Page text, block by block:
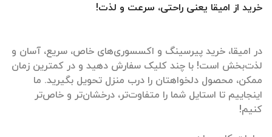
خرید از امیقا یعنی راحتی، سرعت و لذت!
در امیقا، خرید پیرسینگ و اکسسوری‌های خاص، سریع، آسان و
لذت‌بخش است! با چند کلیک سفارش دهید و در کمترین زمان
ممکن، محصول دلخواهتان را درب منزل تحویل بگیرید. ما
اینجاییم تا استایل شما را متفاوت‌تر، درخشان‌تر و خاص‌تر